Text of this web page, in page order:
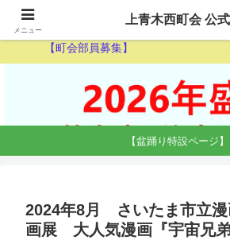
【ゴミ収集カレンダー】
【町会部員募集】
【盆踊り特設ページ】
2024年8月 さいたま市立漫
画展 大人気漫画『宇宙兄
メニュー
上青木西町会 公式